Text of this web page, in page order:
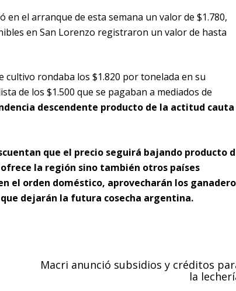
en el arranque de esta semana un valor de $1.780,
en San Lorenzo registraron un valor de hasta
cultivo rondaba los $1.820 por tonelada en su
de los $1.500 que se pagaban a mediados de
descendente producto de la actitud cauta
que el precio seguirá bajando producto
la región sino también otros países
el orden doméstico, aprovecharán los
dejarán la futura cosecha argentina.
Macri anunció subsidios y créditos
la